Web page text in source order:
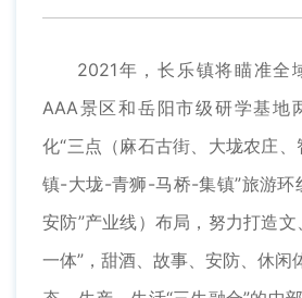
2021年，长乐镇将瞄准全
AAA景区和岳阳市级研学基地
化“三点（麻石古街、大垅农庄
镇-大垅-青狮-马桥-集镇”旅游环
安防”产业线）布局，努力打造文
一体”，甜酒、故事、安防、休闲